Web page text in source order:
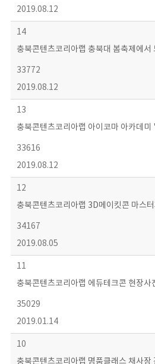
2019.08.12
14
충북콘텐츠코리아랩 충북대 봄축제에서
33772
2019.08.12
13
충북콘텐츠코리아랩 아이코마 아카데미
33616
2019.08.12
12
충북콘텐츠코리아랩 3D메이킷콘 마스
34167
2019.08.05
11
충북콘텐츠코리아랩 에듀테크콘 현장사
35029
2019.01.14
10
충북콘텐츠코리아랩 명품클래스 채사장